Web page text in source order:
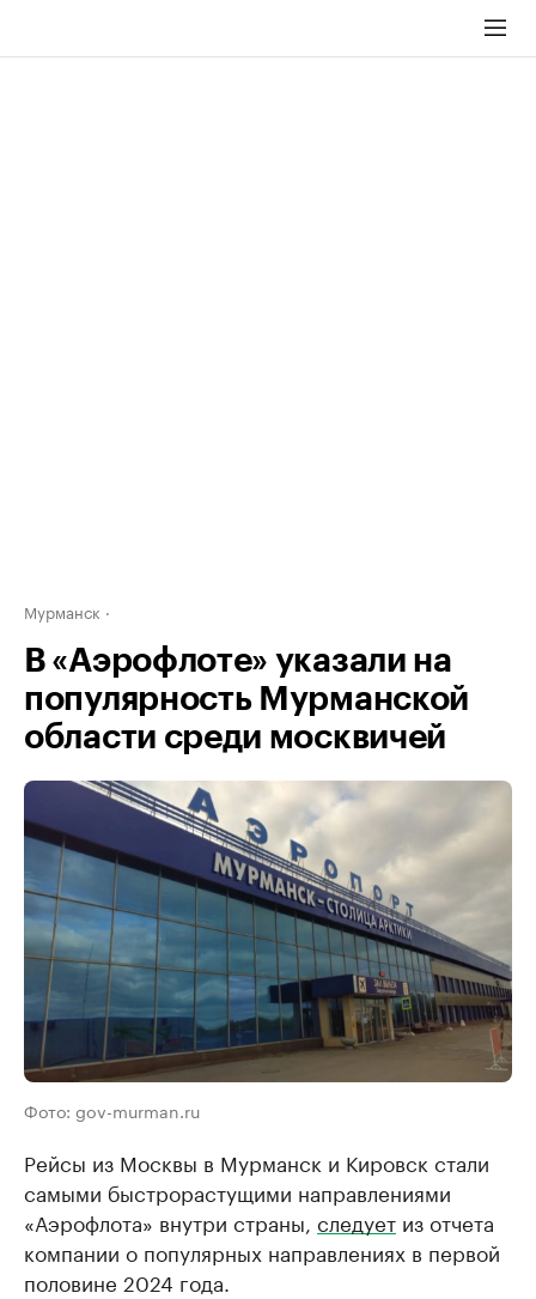
Мурманск
В «Аэрофлоте» указали на
популярность Мурманской
области среди москвичей
Фото: gov-murman.ru
Рейсы из Москвы в Мурманск и Кировск стали
самыми быстрорастущими направлениями
«Аэрофлота» внутри страны, следует из отчета
компании о популярных направлениях в первой
половине 2024 года.